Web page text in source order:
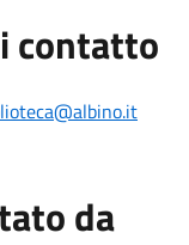
contatto
da